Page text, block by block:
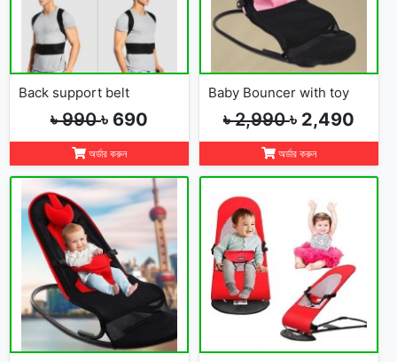
Back support belt
৳ 990৳ 690
অর্ডার করুন
Baby Bouncer with toy
৳ 2,990৳ 2,490
অর্ডার করুন